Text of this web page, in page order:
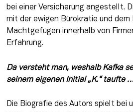
bei einer Versicherung angestellt.
mit der ewigen Bürokratie und
Machtgefügen innerhalb von
Erfahrung.
Da versteht man, weshalb Kafka
seinem eigenen Ini­tial „K.“ taufte
Die Biografie des Autors spielt bei